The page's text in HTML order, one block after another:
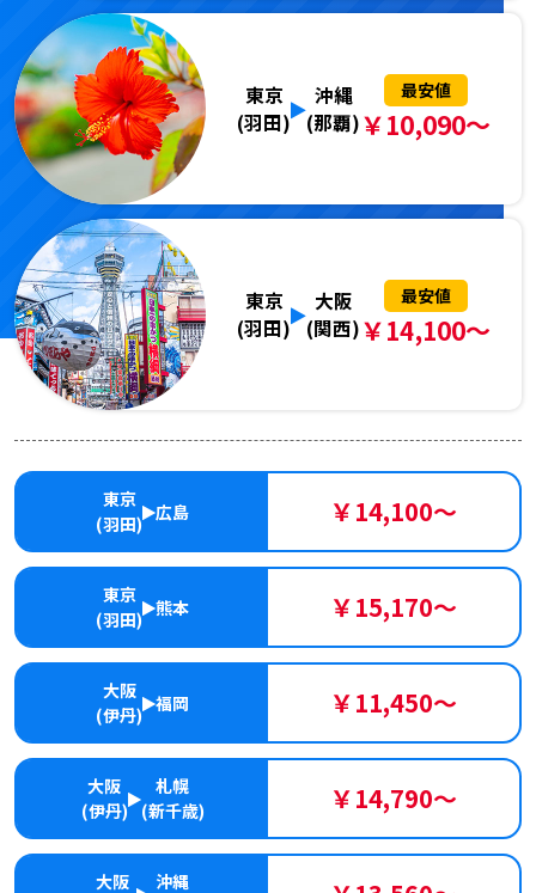
東京
(羽田)
沖縄
(那覇)
最安値
￥10,090～
東京
(羽田)
大阪
(関西)
最安値
￥14,100～
東京
(羽田)
広島 ￥14,100～
東京
(羽田)
熊本 ￥15,170～
大阪
(伊丹)
福岡 ￥11,450～
大阪
(伊丹)
札幌
(新千歳)
￥14,790～
大阪 沖縄